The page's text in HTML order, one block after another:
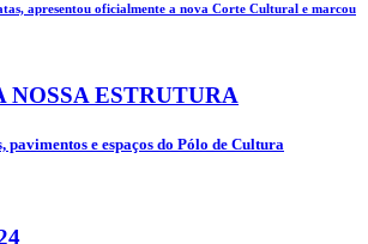
apresentou oficialmente a nova Corte Cultural e marcou
NOSSA ESTRUTURA
pavimentos e espaços do Pólo de Cultura